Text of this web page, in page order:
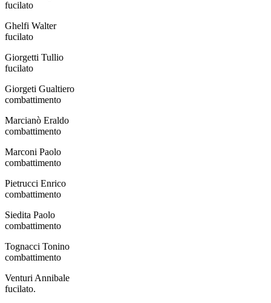
fucilato
Ghelfi Walter
fucilato
Giorgetti Tullio
fucilato
Giorgeti Gualtiero
combattimento
Marcianò Eraldo
combattimento
Marconi Paolo
combattimento
Pietrucci Enrico
combattimento
Siedita Paolo
combattimento
Tognacci Tonino
combattimento
Venturi Annibale
fucilato.